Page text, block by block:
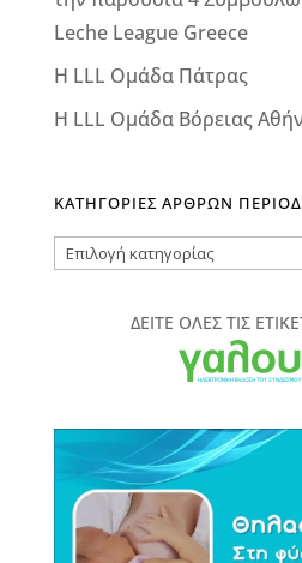
Leche League Greece
Η LLL Ομάδα Πάτρας
Η LLL Ομάδα Βόρειας
ΚΑΤΗΓΟΡΙΕΣ ΑΡΘΡΩΝ
ΚΑΤΗΓΟΡΙΕΣ
ΠΕΡΙΟΔΙΚΟΥΔΕΙΤΕ ΟΛΕΣ ΤΙΣ